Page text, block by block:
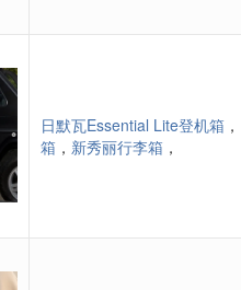
日默瓦Essential Lite登机箱 ，
箱 ， 新秀丽行李箱 ，